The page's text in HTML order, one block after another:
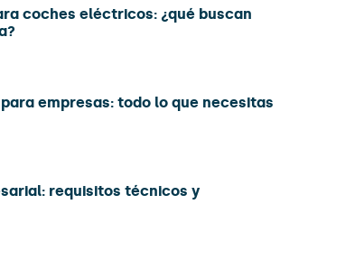
coches eléctricos: ¿qué buscan
empresas: todo lo que necesitas
requisitos técnicos y